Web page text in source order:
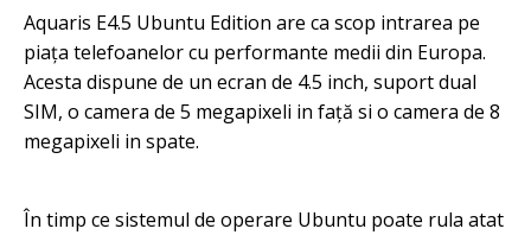
Aquaris E4.5 Ubuntu Edition are ca scop intrarea pe
piața telefoanelor cu performante medii din Europa.
Acesta dispune de un ecran de 4.5 inch, suport dual
SIM, o camera de 5 megapixeli in față si o camera de 8
megapixeli in spate.
În timp ce sistemul de operare Ubuntu poate rula atat